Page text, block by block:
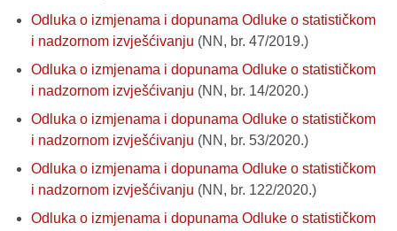
Odluka o izmjenama i dopunama Odluke o statističkom
i nadzornom izvješćivanju (NN, br. 47/2019.)
Odluka o izmjenama i dopunama Odluke o statističkom
i nadzornom izvješćivanju (NN, br. 14/2020.)
Odluka o izmjenama i dopunama Odluke o statističkom
i nadzornom izvješćivanju (NN, br. 53/2020.)
Odluka o izmjenama i dopunama Odluke o statističkom
i nadzornom izvješćivanju (NN, br. 122/2020.)
Odluka o izmjenama i dopunama Odluke o statističkom